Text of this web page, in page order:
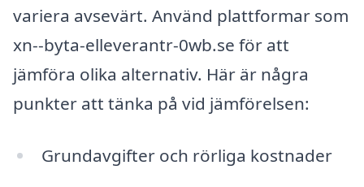
variera avsevärt. Använd plattformar som
xn--byta-elleverantr-0wb.se för att
jämföra olika alternativ. Här är några
punkter att tänka på vid jämförelsen:
Grundavgifter och rörliga kostnader